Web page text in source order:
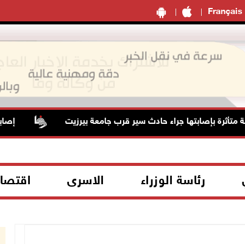
Français
جراء حادث سير قرب جامعة بيرزيت إصابة 6 مواطنين خلال هجوم لمستعمرين إرهابيين في واد الرخيم
رئاسة الوزراء الاسرى